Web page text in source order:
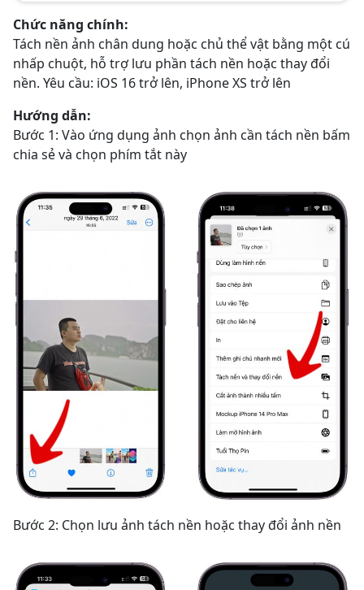
Chức năng chính:
Tách nền ảnh chân dung hoặc chủ thể vật bằng một cú
nhấp chuột, hỗ trợ lưu phần tách nền hoặc thay đổi
nền. Yêu cầu: iOS 16 trở lên, iPhone XS trở lên
Hướng dẫn:
Bước 1: Vào ứng dụng ảnh chọn ảnh cần tách nền bấm
chia sẻ và chọn phím tắt này
Bước 2: Chọn lưu ảnh tách nền hoặc thay đổi ảnh nền